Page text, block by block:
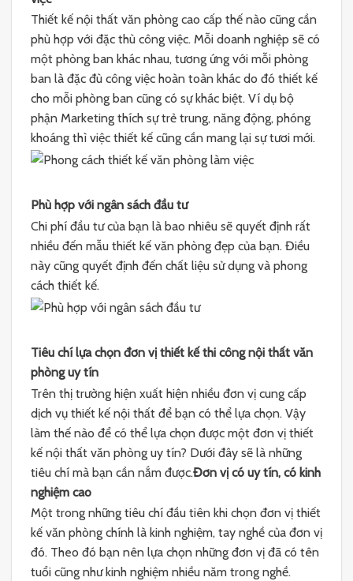
Thiết kế nội thất văn phòng cao cấp thế nào cũng cần
phù hợp với đặc thù công việc. Mỗi doanh nghiệp sẽ có
một phòng ban khác nhau, tương ứng với mỗi phòng
ban là đặc đù công việc hoàn toàn khác do đó thiết kế
cho mỗi phòng ban cũng có sự khác biệt. Ví dụ bộ
phận Marketing thích sự trẻ trung, năng động, phóng
khoáng thì việc thiết kế cũng cần mang lại sự tươi mới.
Phù hợp với ngân sách đầu tư
Chi phí đầu tư của bạn là bao nhiêu sẽ quyết định rất
nhiều đến mẫu thiết kế văn phòng đẹp của bạn. Điều
này cũng quyết định đến chất liệu sử dụng và phong
cách thiết kế.
Tiêu chí lựa chọn đơn vị thiết kế thi công nội thất văn
phòng uy tín
Trên thị trường hiện xuất hiện nhiều đơn vị cung cấp
dịch vụ thiết kế nội thất để bạn có thể lựa chọn. Vậy
làm thế nào để có thể lựa chọn được một đơn vị thiết
kế nội thất văn phòng uy tín? Dưới đây sẽ là những
tiêu chí mà bạn cần nắm được.Đơn vị có uy tín, có kinh
nghiệm cao
Một trong những tiêu chí đầu tiên khi chọn đơn vị thiết
kế văn phòng chính là kinh nghiệm, tay nghề của đơn vị
đó. Theo đó bạn nên lựa chọn những đơn vị đã có tên
tuổi cũng như kinh nghiệm nhiều năm trong nghề.